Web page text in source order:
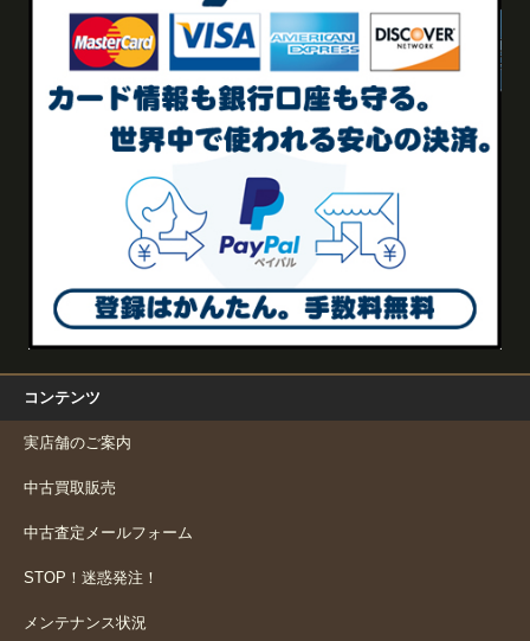
コンテンツ
実店舗のご案内
中古買取販売
中古査定メールフォーム
STOP！迷惑発注！
メンテナンス状況